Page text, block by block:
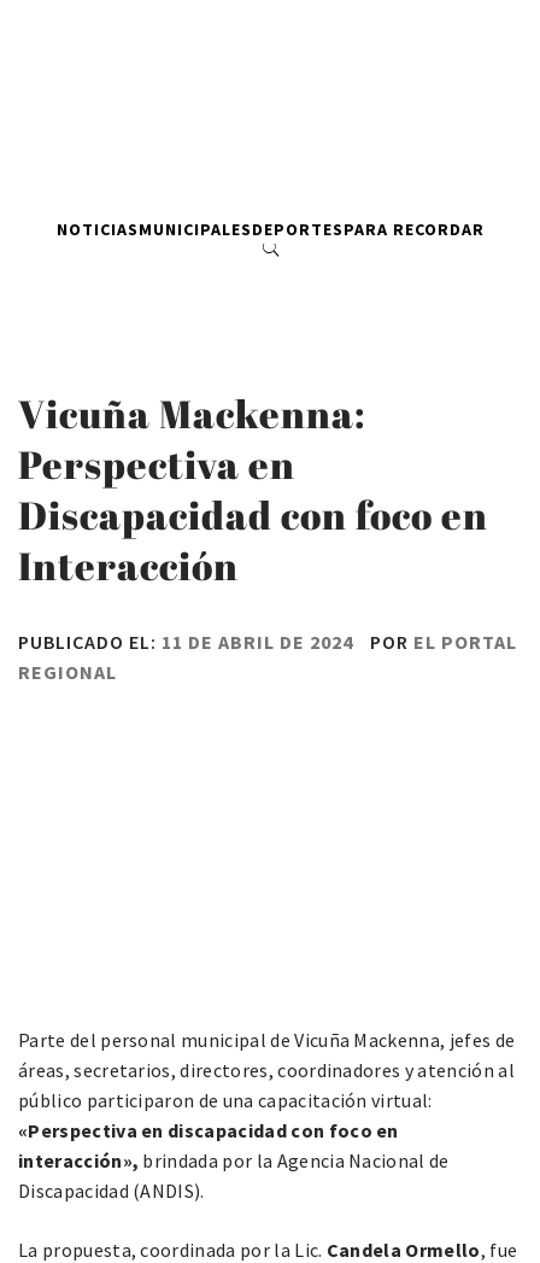
NOTICIASMUNICIPALESDEPORTESPARA RECORDAR
Vicuña Mackenna:
Perspectiva en
Discapacidad con foco en
Interacción
PUBLICADO EL: 11 DE ABRIL DE 2024 POR EL PORTAL
REGIONAL
Parte del personal municipal de Vicuña Mackenna, jefes de
áreas, secretarios, directores, coordinadores y atención al
público participaron de una capacitación virtual:
«Perspectiva en discapacidad con foco en
interacción», brindada por la Agencia Nacional de
Discapacidad (ANDIS).
La propuesta, coordinada por la Lic. Candela Ormello, fue